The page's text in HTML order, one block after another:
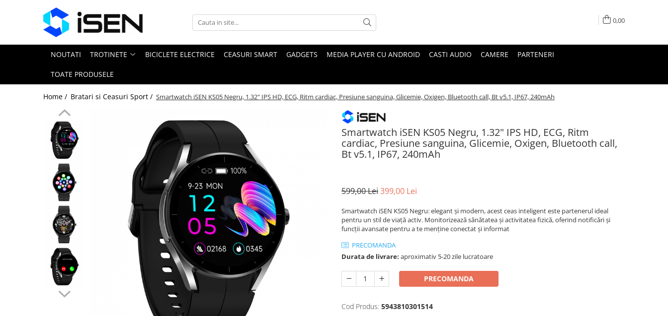
Trotinete
Trotinete electrice
0,00
NOUTATI TROTINETE BICICLETE ELECTRICE CEASURI SMART GADGETS MEDIA PLAYER CU ANDROID CASTI AUDIO CAMERE PARTENERI
TOATE PRODUSELE
Home / Bratari si Ceasuri Sport / Smartwatch iSEN KS05 Negru, 1.32" IPS HD, ECG, Ritm cardiac, Presiune sanguina, Glicemie, Oxigen, Bluetooth call, Bt v5.1, IP67, 240mAh
Smartwatch iSEN KS05 Negru, 1.32" IPS HD, ECG, Ritm
cardiac, Presiune sanguina, Glicemie, Oxigen, Bluetooth call,
Bt v5.1, IP67, 240mAh
599,00 Lei399,00 Lei
Smartwatch iSEN KS05 Negru: elegant și modern, acest ceas inteligent este partenerul ideal
pentru un stil de viață activ. Monitorizează sănătatea și activitatea fizică, oferind notificări și
funcții avansate pentru a te menține conectat și informat
PRECOMANDA
Durata de livrare: aproximativ 5-20 zile lucratoare
PRECOMANDA
Cod Produs: 5943810301514